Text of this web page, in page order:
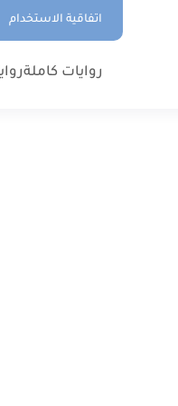
اتفاقية الاستخدام
روايات كاملة